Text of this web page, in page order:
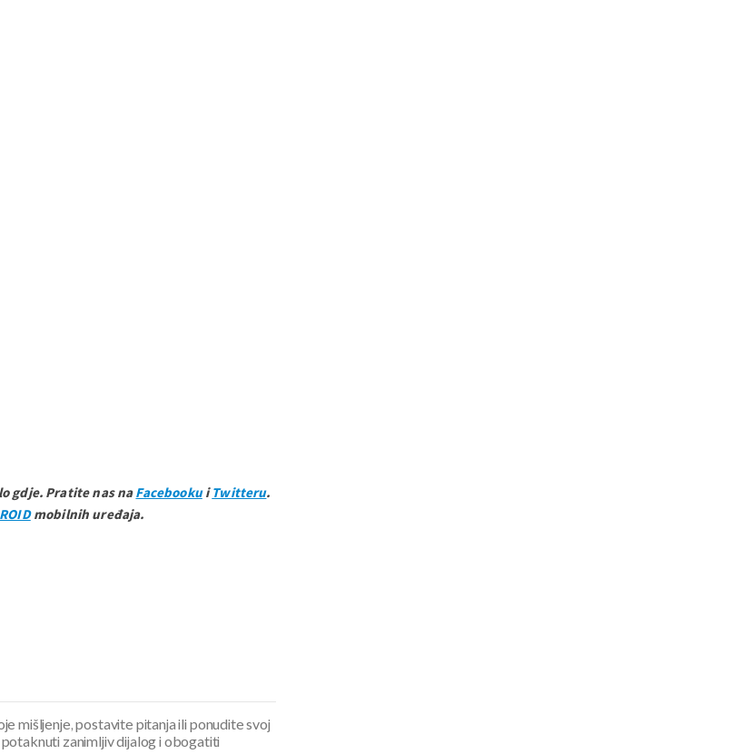
gdje. Pratite nas naFacebookuiTwitteru.
mobilnih uređaja.
mišljenje, postavite pitanja ili ponudite svoj
zanimljiv dijalog i obogatiti